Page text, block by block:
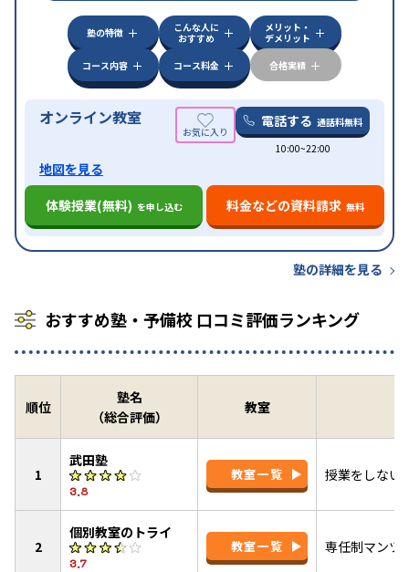
特徴
中高一貫校生に対応授業の振替可能 不登校生に対
オンライン対応 1科目から受講可能季節講習の
みの受講可
自習室あり
塾の特徴
こんな人に
おすすめ
メリット・
デメリット
コース内容
コース料金 合格実績
オンライン教室 電話する 通話料無料
10:00~22:00
地図を見る
体験授業(無料) を申し込む 料金などの資料請求 無料
塾の詳細を見る
おすすめ塾・予備校 口コミ評価ランキング
順位
塾名
（総合評価）
教室
1
武田塾
3.8
教室一覧 授業をしない
2
個別教室のトライ
3.7
教室一覧 専任制マンツ